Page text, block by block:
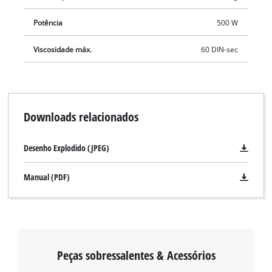
Potência 500 W
Viscosidade máx. 60 DIN-sec
Downloads relacionados
Desenho Explodido (JPEG)
Manual (PDF)
Peças sobressalentes & Acessórios